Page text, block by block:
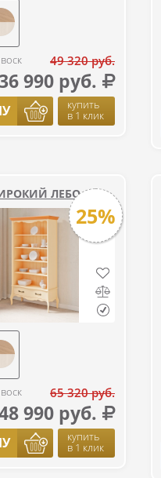
49 320 руб.
36 990 руб.
купить
в 1 клик
ЛЕБО
25%
65 320 руб.
990 руб.
купить
в 1 клик